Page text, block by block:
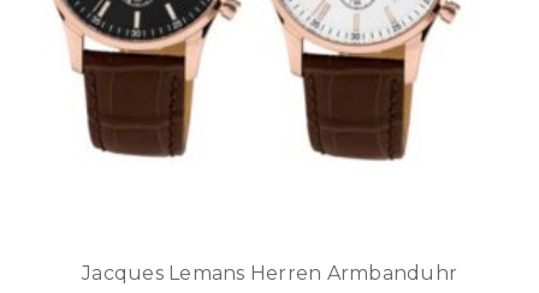
Jacques Lemans Herren Armbanduhr